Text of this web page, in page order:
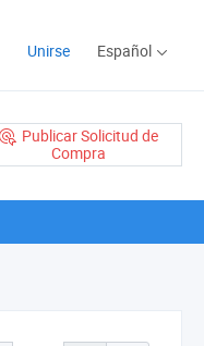
Unirse Español
Publicar Solicitud de
Compra